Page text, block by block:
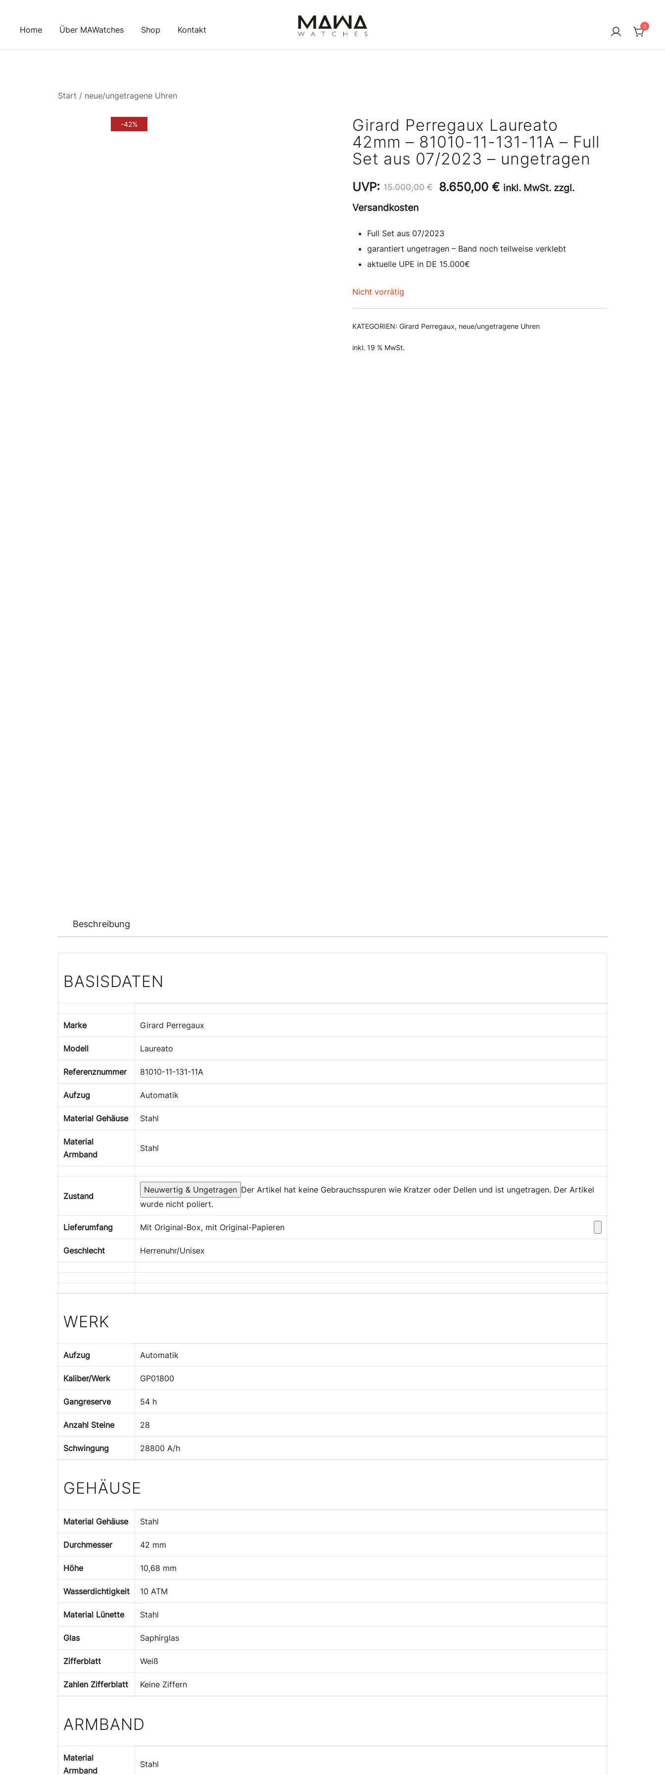
springenHome Über MAWatches Shop Kontakt 0
Start / neue/ungetragene Uhren
-42%
Girard Perregaux Laureato
42mm – 81010-11-131-11A – Full
Set aus 07/2023 – ungetragen
UVP: 15.000,00€
Ursprünglicher
15.000,00 €
8.650,00 €Aktueller
8.650,00 €.
inkl. MwSt. zzgl.
Versandkosten
Full Set aus 07/2023
garantiert ungetragen – Band noch teilweise verklebt
aktuelle UPE in DE 15.000€
Nicht vorrätig
KATEGORIEN: Girard Perregaux, neue/ungetragene Uhren
inkl. 19 % MwSt.
Beschreibung
BASISDATEN
Marke Girard Perregaux
Modell Laureato
Referenznummer 81010-11-131-11A
Aufzug Automatik
Material Gehäuse Stahl
Material
Armband
Stahl
Zustand
Neuwertig & Ungetragen Der Artikel hat keine Gebrauchsspuren wie Kratzer oder Dellen und ist ungetragen. Der Artikel
wurde nicht poliert.
Lieferumfang Mit Original-Box, mit Original-Papieren
Geschlecht Herrenuhr/Unisex
WERK
Aufzug Automatik
Kaliber/Werk GP01800
Gangreserve 54 h
Anzahl Steine 28
Schwingung 28800 A/h
GEHÄUSE
Material Gehäuse Stahl
Durchmesser 42 mm
Höhe 10,68 mm
Wasserdichtigkeit 10 ATM
Material Lünette Stahl
Glas Saphirglas
Zifferblatt Weiß
Zahlen Zifferblatt Keine Ziffern
ARMBAND
Material
Armband
Stahl